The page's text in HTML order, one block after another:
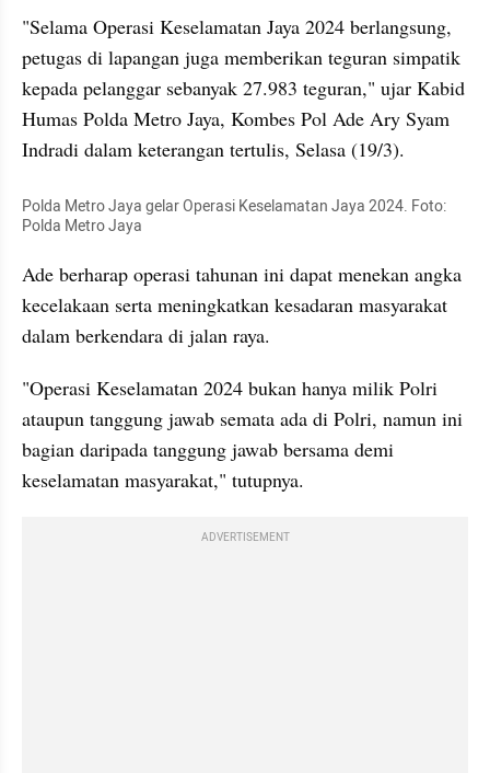
"Selama Operasi Keselamatan Jaya 2024 berlangsung,
petugas di lapangan juga memberikan teguran simpatik
kepada pelanggar sebanyak 27.983 teguran," ujar Kabid
Humas Polda Metro Jaya, Kombes Pol Ade Ary Syam
Indradi dalam keterangan tertulis, Selasa (19/3).
Polda Metro Jaya gelar Operasi Keselamatan Jaya 2024. Foto:
Polda Metro Jaya
Ade berharap operasi tahunan ini dapat menekan angka
kecelakaan serta meningkatkan kesadaran masyarakat
dalam berkendara di jalan raya.
"Operasi Keselamatan 2024 bukan hanya milik Polri
ataupun tanggung jawab semata ada di Polri, namun ini
bagian daripada tanggung jawab bersama demi
keselamatan masyarakat," tutupnya.
ADVERTISEMENT